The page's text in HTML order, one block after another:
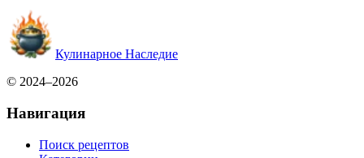
Кулинарное Наследие
© 2024–2026
Навигация
Поиск рецептов